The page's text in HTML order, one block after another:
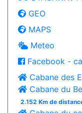
GEO
MAPS
Meteo
Facebook -
Cabane des
Cabane du
2.152 Km de